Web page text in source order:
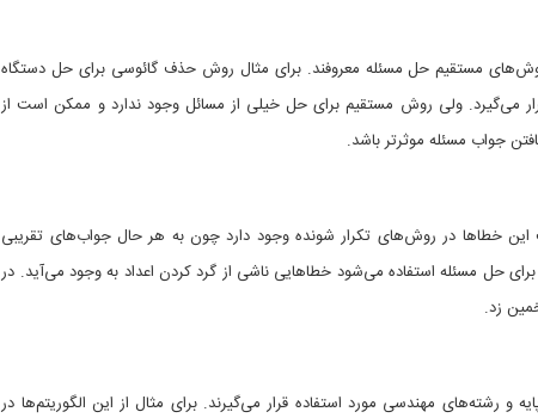
مستقیم حل مسئله معروفند. برای مثال روش حذف گائوسی برای حل دستگاه
می‌گیرد. ولی روش مستقیم برای حل خیلی از مسائل وجود ندارد و ممکن است از
جواب مسئله موثرتر باشد.
خطاها در روش‌های تکرار شونده وجود دارد چون به هر حال جواب‌های تقریبی
حل مسئله استفاده می‌شود خطاهایی ناشی از گرد کردن اعداد به وجود می‌آید. در
زد.
و رشته‌های مهندسی مورد استفاده قرار می‌گیرند. برای مثال از این الگوریتم‌ها در